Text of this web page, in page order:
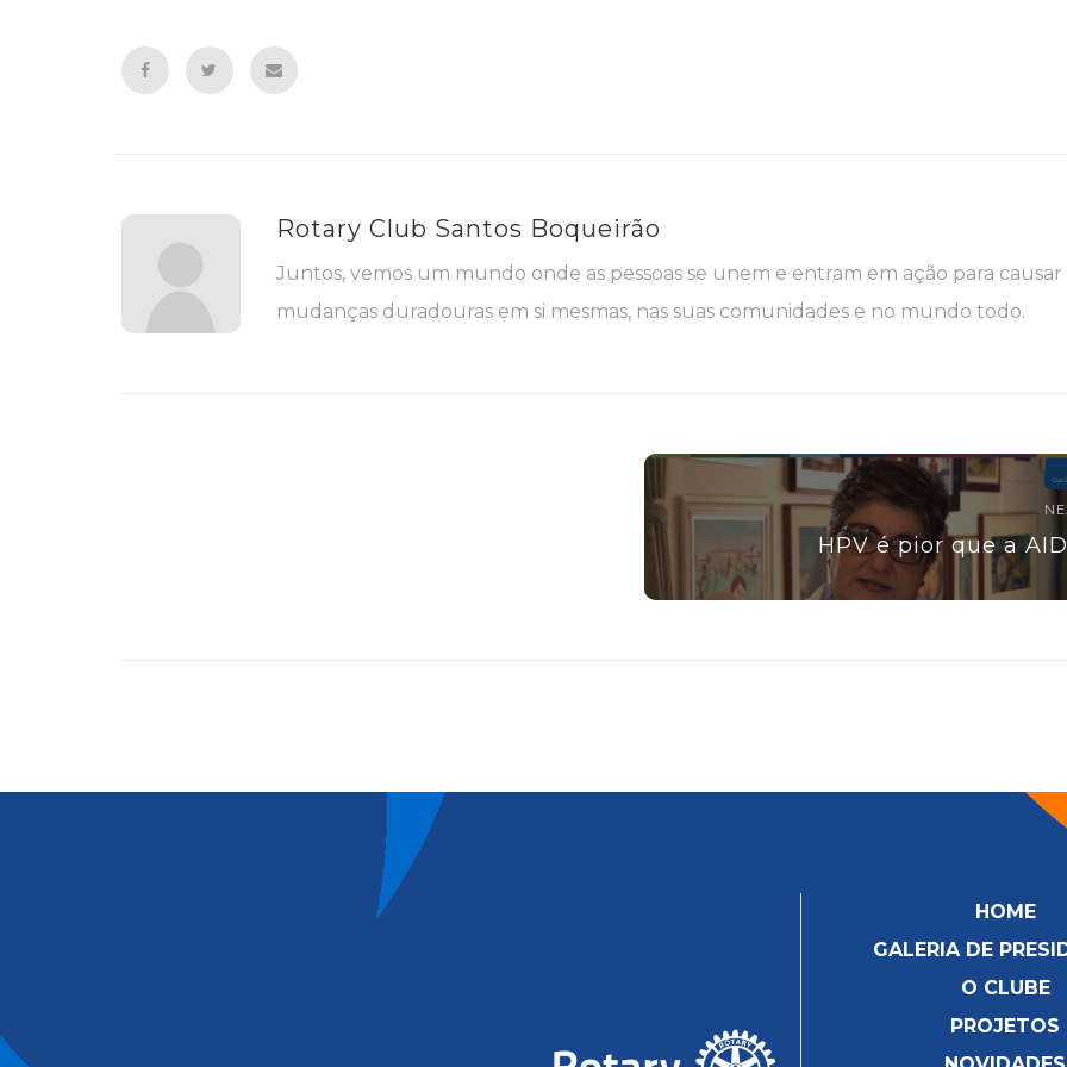
Rotary Club Santos Boqueirão
Juntos, vemos um mundo onde as pessoas se unem e entram em ação para causar
mudanças duradouras em si mesmas, nas suas comunidades e no mundo todo.
HPV é pior que a
HOME
GALERIA DE
O CLUBE
PROJETOS